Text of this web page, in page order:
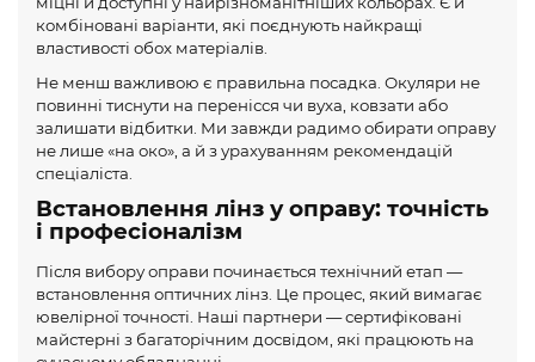
комбіновані варіанти, які поєднують найкращі
властивості обох матеріалів.
Не менш важливою є правильна посадка. Окуляри не
повинні тиснути на перенісся чи вуха, ковзати або
залишати відбитки. Ми завжди радимо обирати оправу
не лише «на око», а й з урахуванням рекомендацій
спеціаліста.
Встановлення лінз у оправу: точність
і професіоналізм
Після вибору оправи починається технічний етап —
встановлення оптичних лінз. Це процес, який вимагає
ювелірної точності. Наші партнери — сертифіковані
майстерні з багаторічним досвідом, які працюють на